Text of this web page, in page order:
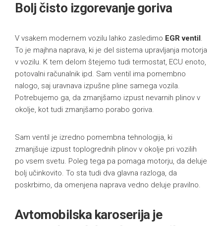
Bolj čisto izgorevanje goriva
V vsakem modernem vozilu lahko zasledimo EGR ventil.
To je majhna naprava, ki je del sistema upravljanja motorja
v vozilu. K tem delom štejemo tudi termostat, ECU enoto,
potovalni računalnik ipd. Sam ventil ima pomembno
nalogo, saj uravnava izpušne pline samega vozila.
Potrebujemo ga, da zmanjšamo izpust nevarnih plinov v
okolje, kot tudi zmanjšamo porabo goriva.
Sam ventil je izredno pomembna tehnologija, ki
zmanjšuje izpust toplogrednih plinov v okolje pri vozilih
po vsem svetu. Poleg tega pa pomaga motorju, da deluje
bolj učinkovito. To sta tudi dva glavna razloga, da
poskrbimo, da omenjena naprava vedno deluje pravilno.
Avtomobilska karoserija je